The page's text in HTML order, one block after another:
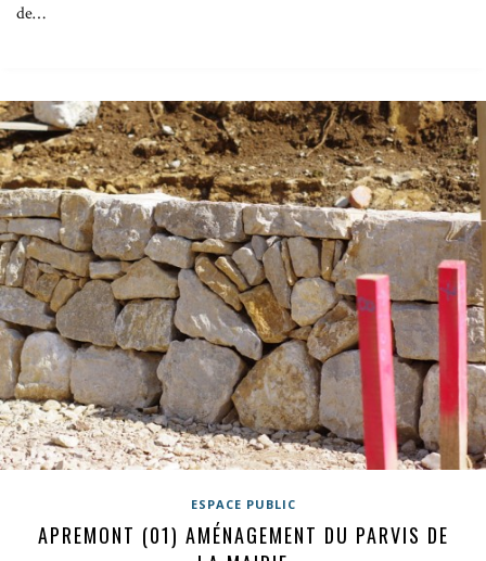
de…
ESPACE PUBLIC
APREMONT (01) AMÉNAGEMENT DU PARVIS DE